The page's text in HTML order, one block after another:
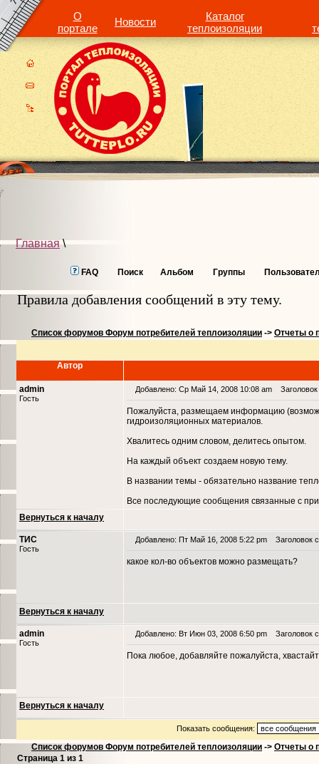
О
портале
Новости
Каталог
теплоизоляции
Главная\
FAQ Поиск Альбом Группы
Правила добавления сообщений в эту тему.
Список форумов Форум потребителей теплоизоляции -> Отчеты о
Автор
admin
Гость
Добавлено: Ср Май 14, 2008 10:08 am
Пожалуйста, размещаем информацию
гидроизоляционных материалов.
Хвалитесь одним словом, делитесь опытом.
На каждый объект создаем новую тему.
В названии темы - обязательно название
Все последующие сообщения связанные с
Вернуться к началу
ТИС
Гость
Добавлено: Пт Май 16, 2008 5:22 pm Заголовок
какое кол-во объектов можно размещать?
Вернуться к началу
admin
Гость
Добавлено: Вт Июн 03, 2008 6:50 pm Заголовок
Пока любое, добавляйте пожалуйста,
Вернуться к началу
Показать сообщения:
Список форумов Форум потребителей теплоизоляции -> Отчеты о
Страница 1 из 1